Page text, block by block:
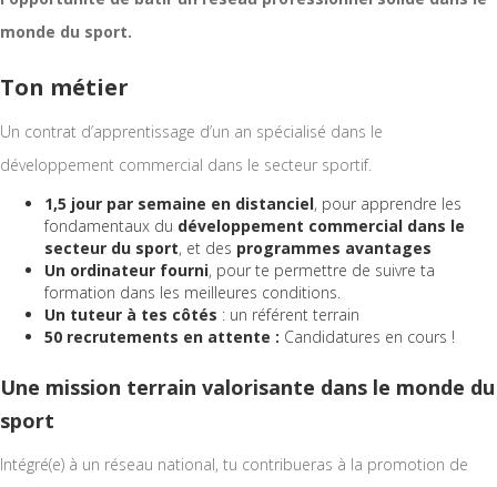
monde du sport.
Ton métier
Un contrat d’apprentissage d’un an spécialisé dans le
développement commercial dans le secteur sportif.
1,5 jour par semaine en distanciel, pour apprendre les
fondamentaux du développement commercial dans le
secteur du sport, et des programmes avantages
Un ordinateur fourni, pour te permettre de suivre ta
formation dans les meilleures conditions.
Un tuteur à tes côtés : un référent terrain
50 recrutements en attente : Candidatures en cours !
Une mission terrain valorisante dans le monde du
sport
Intégré(e) à un réseau national, tu contribueras à la promotion de